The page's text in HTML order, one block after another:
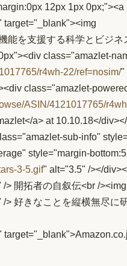
12px 1px 0px;"><a
target="_blank"><img
能を支援する科学とビジネ
class="amazlet-
r4wh-22/ref=nosim/"
class="amazlet-
ASIN/4121017765/
a> at 10.10.18</
sub-info"
style="margin-
3-5.gif" alt="3.5" /></
/> 開拓者の自叙伝<br /><img
/> 好きなことを縦横無尽に